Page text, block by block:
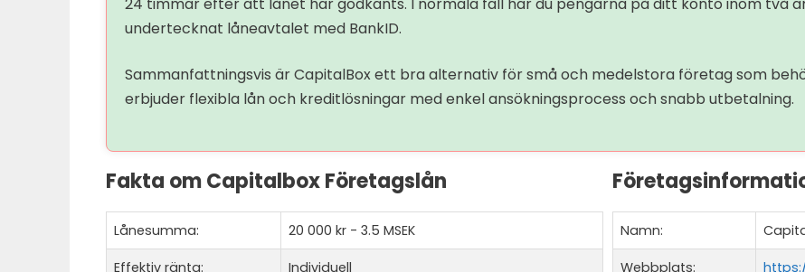
undertecknat låneavtalet med BankID.
Sammanfattningsvis är CapitalBox ett bra alternativ för små och medelstora företag som
erbjuder flexibla lån och kreditlösningar med enkel ansökningsprocess och snabb utbetalning.
Fakta om Capitalbox Företagslån
Lånesumma: 20 000 kr - 3.5 MSEK
Effektiv ränta: Individuell
Namn:
Webbplats: